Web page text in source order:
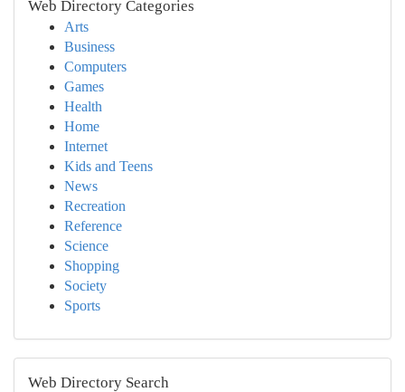
Web Directory Categories
Arts
Business
Computers
Games
Health
Home
Internet
Kids and Teens
News
Recreation
Reference
Science
Shopping
Society
Sports
Web Directory Search